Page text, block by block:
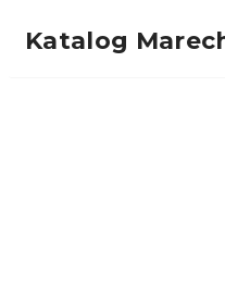
Katalog